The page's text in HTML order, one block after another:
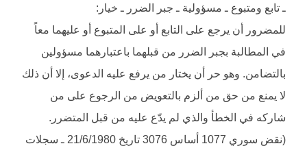
ـ تابع ومتبوع ـ مسؤولية ـ جبر الضرر ـ خيار:
للمضرور أن يرجع على التابع أو على المتبوع أو عليهما معاً
في المطالبة بجبر الضرر من قبلهما باعتبارهما مسؤولين
بالتضامن. وهو حر أن يختار من يرفع عليه الدعوى، إلا أن ذلك
لا يمنع من حق من ألزم بالتعويض من الرجوع على من
شاركه في الخطأ والذي لم يدّع عليه من قبل المتضرر.
(نقض سوري 1077 أساس 3076 تاريخ 21/6/1980 ـ سجلات